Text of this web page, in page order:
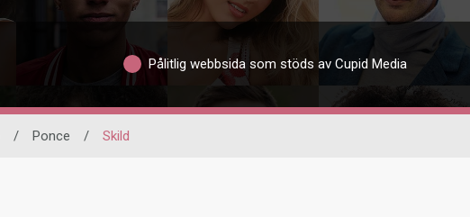
Pålitlig webbsida som stöds av Cupid Media
/ Ponce / Skild